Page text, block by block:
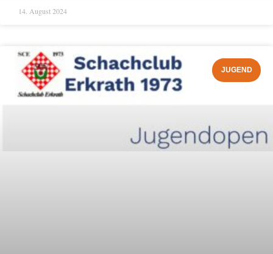
14. August 2024
JUGEND